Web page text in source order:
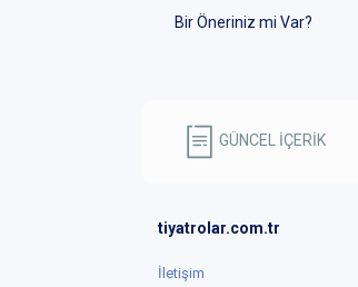
Bir Öneriniz mi Var?
GÜNCEL İÇERİK
tiyatrolar.com.tr
İletişim